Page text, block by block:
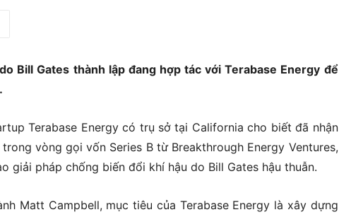
Bill Gates thành lập đang hợp tác với Terabase Energy để
Terabase Energy có trụ sở tại California cho biết đã nhận
vòng gọi vốn Series B từ Breakthrough Energy Ventures,
giải pháp chống biến đổi khí hậu do Bill Gates hậu thuẫn.
Matt Campbell, mục tiêu của Terabase Energy là xây dựng